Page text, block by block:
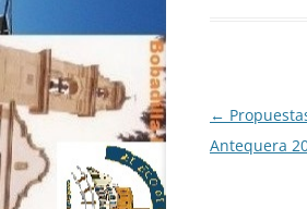
Navegación
de
←
Antequera